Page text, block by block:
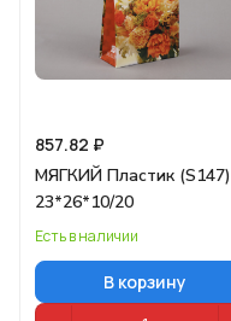
857.82 ₽
МЯГКИЙ Пластик (S147)
23*26*10/20
Есть в наличии
В корзину